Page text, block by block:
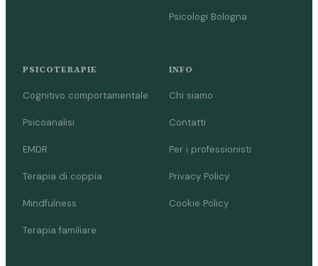
Psicologi Bologna
PSICOTERAPIE
Cognitivo comportamentale
Psicoanalisi
EMDR
Terapia di coppia
Mindfulness
Terapia familiare
INFO
Chi siamo
Contatti
Per i professionisti
Privacy Policy
Cookie Policy